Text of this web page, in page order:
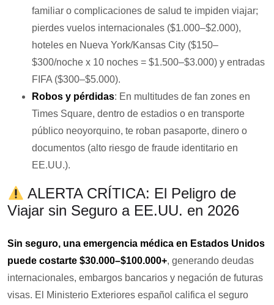
familiar o complicaciones de salud te impiden viajar;
pierdes vuelos internacionales ($1.000–$2.000),
hoteles en Nueva York/Kansas City ($150–
$300/noche x 10 noches = $1.500–$3.000) y entradas
FIFA ($300–$5.000).
Robos y pérdidas: En multitudes de fan zones en
Times Square, dentro de estadios o en transporte
público neoyorquino, te roban pasaporte, dinero o
documentos (alto riesgo de fraude identitario en
EE.UU.).
ALERTA CRÍTICA: El Peligro de
Viajar sin Seguro a EE.UU. en 2026
Sin seguro, una emergencia médica en Estados Unidos
puede costarte $30.000–$100.000+, generando deudas
internacionales, embargos bancarios y negación de futuras
visas. El Ministerio Exteriores español califica el seguro